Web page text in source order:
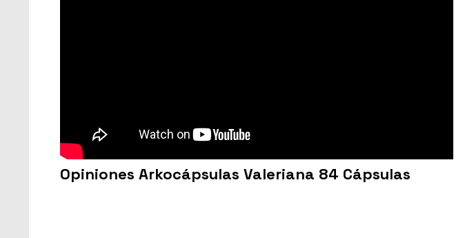
Opiniones Arkocápsulas Valeriana 84 Cápsulas